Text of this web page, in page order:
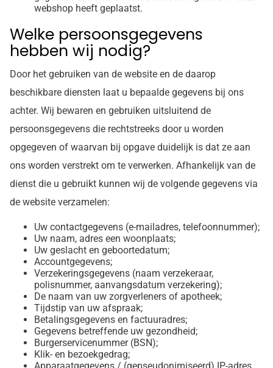
webshop heeft geplaatst.
Welke persoonsgegevens
hebben wij nodig?
Door het gebruiken van de website en de daarop
beschikbare diensten laat u bepaalde gegevens bij ons
achter. Wij bewaren en gebruiken uitsluitend de
persoonsgegevens die rechtstreeks door u worden
opgegeven of waarvan bij opgave duidelijk is dat ze aan
ons worden verstrekt om te verwerken. Afhankelijk van de
dienst die u gebruikt kunnen wij de volgende gegevens via
de website verzamelen:
Uw contactgegevens (e-mailadres, telefoonnummer);
Uw naam, adres een woonplaats;
Uw geslacht en geboortedatum;
Accountgegevens;
Verzekeringsgegevens (naam verzekeraar,
polisnummer, aanvangsdatum verzekering);
De naam van uw zorgverleners of apotheek;
Tijdstip van uw afspraak;
Betalingsgegevens en factuuradres;
Gegevens betreffende uw gezondheid;
Burgerservicenummer (BSN);
Klik- en bezoekgedrag;